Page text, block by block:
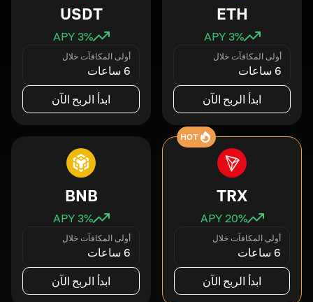
ETH
3% APY
أولى المكافآت خلال
6 ساعات
ابدأ الربح الآن
USDT
3% APY
أولى المكافآت خلال
6 ساعات
ابدأ الربح الآن
HOT
TRX
20% APY
أولى المكافآت خلال
6 ساعات
ابدأ الربح الآن
BNB
3% APY
أولى المكافآت خلال
6 ساعات
ابدأ الربح الآن